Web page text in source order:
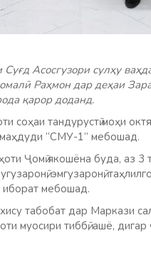
Асосгузори сулҳу
Раҳмон дар деҳаи
қарор доданд.
соҳаи тандурустӣ моҳи
“СМУ-1” мебошад.
Ҷомӣ якошёна буда, аз 3
эмгузаронӣ,
иборат мебошад.
табобат дар Маркази
муосири тиббӣ, ашё,